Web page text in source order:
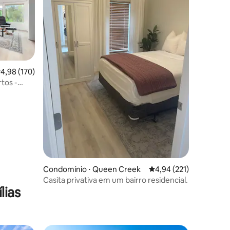
de uma avaliação média de 5, 170 avaliações
4,98 (170)
-
Condomínio ⋅ Queen Creek 4,94 de uma avaliação
4,94 (221)
Casita privativa em um bairro residencial.